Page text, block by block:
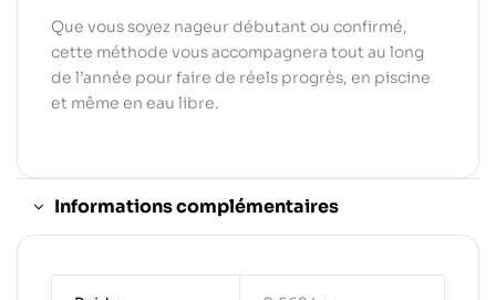
Que vous soyez nageur débutant ou confirmé,
cette méthode vous accompagnera tout au long
de l’année pour faire de réels progrès, en piscine
et même en eau libre.
Informations complémentaires